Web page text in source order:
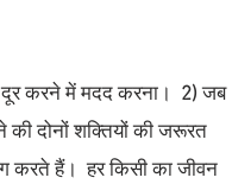
दूर करने में मदद करना। 2)जब
दोनों शक्तियों की जरूरत
करते हैं। हर किसी का जीवन